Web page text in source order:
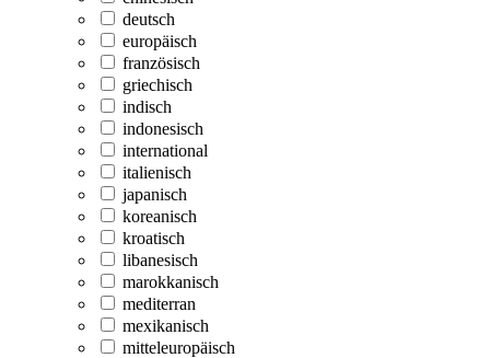
deutsch
europäisch
französisch
griechisch
indisch
indonesisch
international
italienisch
japanisch
koreanisch
kroatisch
libanesisch
marokkanisch
mediterran
mexikanisch
mitteleuropäisch